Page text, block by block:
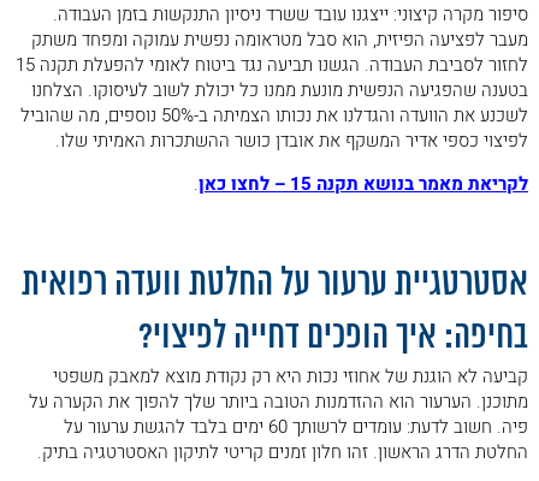
סיפור מקרה קיצוני: ייצגנו עובד ששרד ניסיון התנקשות בזמן העבודה.
מעבר לפציעה הפיזית, הוא סבל מטראומה נפשית עמוקה ומפחד משתק
לחזור לסביבת העבודה. הגשנו תביעה נגד ביטוח לאומי להפעלת תקנה 15
בטענה שהפגיעה הנפשית מונעת ממנו כל יכולת לשוב לעיסוקו. הצלחנו
לשכנע את הוועדה והגדלנו את נכותו הצמיתה ב-50% נוספים, מה שהוביל
לפיצוי כספי אדיר המשקף את אובדן כושר ההשתכרות האמיתי שלו.
לקריאת מאמר בנושא תקנה 15 – לחצו כאן
.
אסטרטגיית ערעור על החלטת וועדה רפואית
בחיפה: איך הופכים דחייה לפיצוי?
קביעה לא הוגנת של אחוזי נכות היא רק נקודת מוצא למאבק משפטי
מתוכנן. הערעור הוא ההזדמנות הטובה ביותר שלך להפוך את הקערה על
פיה. חשוב לדעת: עומדים לרשותך 60 ימים בלבד להגשת ערעור על
החלטת הדרג הראשון. זהו חלון זמנים קריטי לתיקון האסטרטגיה בתיק.